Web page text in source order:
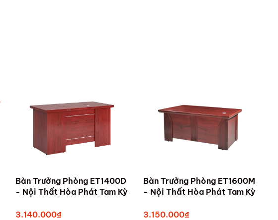
Bàn Trưởng Phòng ET1400D
- Nội Thất Hòa Phát Tam Kỳ
3.140.000₫
Bàn Trưởng Phòng ET1600M
- Nội Thất Hòa Phát Tam Kỳ
3.150.000₫